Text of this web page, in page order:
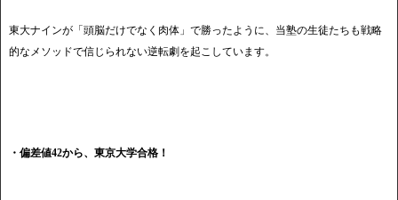
東大ナインが「頭脳だけでなく肉体」で勝ったように、当塾の生徒たちも戦略
的なメソッドで信じられない逆転劇を起こしています。
・偏差値42から、東京大学合格！